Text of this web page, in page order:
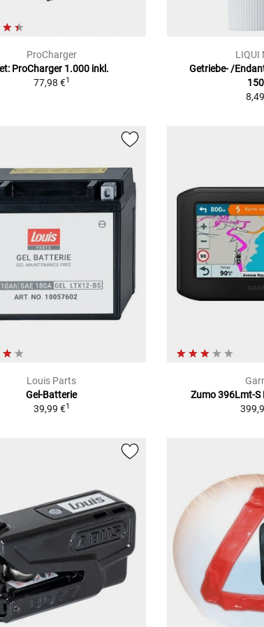
ProCharger
ProCharger 1.000 inkl.
77,98 €1
LIQUI
Getriebe- /
Louis Parts
Gel-Batterie
39,99 €1
Zumo 396Lmt-S